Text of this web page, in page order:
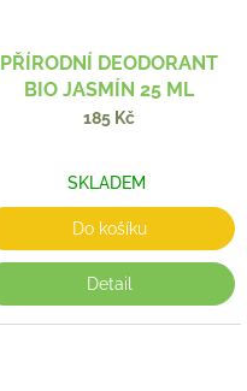
PŘÍRODNÍ DEODORANT
BIO JASMÍN 25 ML
185 Kč
SKLADEM
Do košíku
Detail